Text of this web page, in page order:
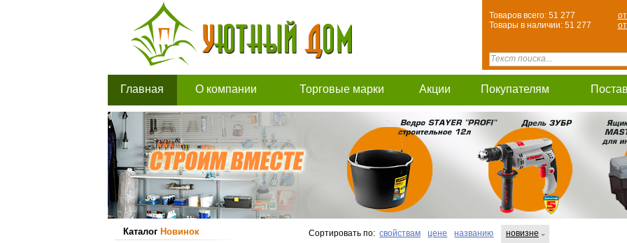
Товаров всего: 51 277
Товары в наличии: 51 277
Главная О компании Торговые марки Акции Покупателям
Каталог Новинок Сортировать по: свойствам цене названию новизне